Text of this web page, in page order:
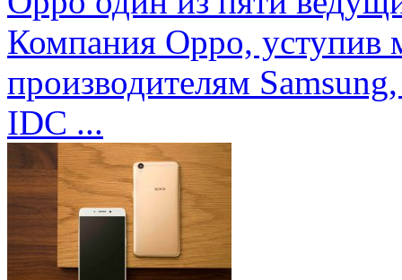
Компания Oppo, уступив
производителям
IDC ...